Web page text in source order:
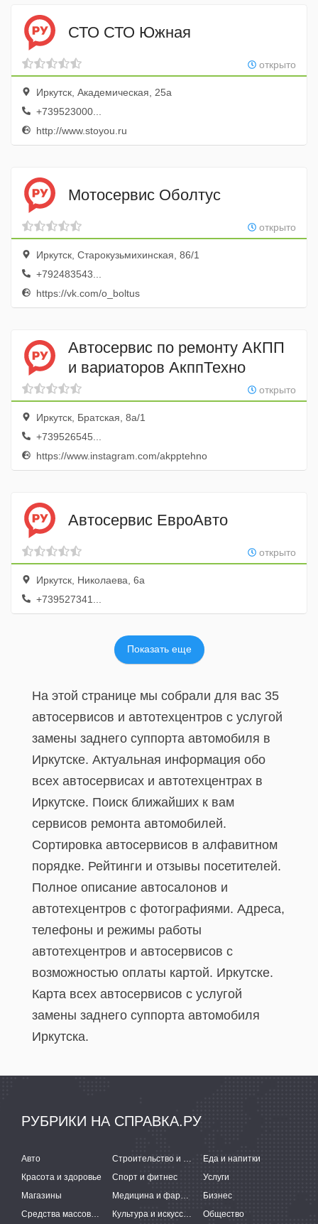
СТО СТО Южная
открыто
Иркутск, Академическая, 25а
+739523000...
http://www.stoyou.ru
Мотосервис Оболтус
открыто
Иркутск, Старокузьмихинская, 86/1
+792483543...
https://vk.com/o_boltus
Автосервис по ремонту АКПП
и вариаторов АкппТехно
открыто
Иркутск, Братская, 8а/1
+739526545...
https://www.instagram.com/akpptehno
Автосервис ЕвроАвто
открыто
Иркутск, Николаева, 6а
+739527341...
Показать еще
На этой странице мы собрали для вас 35
автосервисов и автотехцентров с услугой
замены заднего суппорта автомобиля в
Иркутске. Актуальная информация обо
всех автосервисах и автотехцентрах в
Иркутске. Поиск ближайших к вам
сервисов ремонта автомобилей.
Сортировка автосервисов в алфавитном
порядке. Рейтинги и отзывы посетителей.
Полное описание автосалонов и
автотехцентров с фотографиями. Адреса,
телефоны и режимы работы
автотехцентров и автосервисов с
возможностью оплаты картой. Иркутске.
Карта всех автосервисов c услугой
замены заднего суппорта автомобиля
Иркутска.
РУБРИКИ НА СПРАВКА.РУ
Авто Строительство и ремонт
Еда и напитки
Красота и здоровье
Спорт и фитнес
Услуги
Магазины
Медицина и фармацевтика
Бизнес
Средства массовой информации
Культура и искусство Общество